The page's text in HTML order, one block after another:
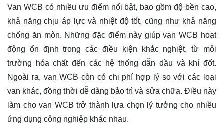
Van WCB có nhiều ưu điểm nổi bật, bao gồm độ bền cao,
khả năng chịu áp lực và nhiệt độ tốt, cũng như khả năng
chống ăn mòn. Những đặc điểm này giúp van WCB hoạt
động ổn định trong các điều kiện khắc nghiệt, từ môi
trường hóa chất đến các hệ thống dẫn dầu và khí đốt.
Ngoài ra, van WCB còn có chi phí hợp lý so với các loại
van khác, đồng thời dễ dàng bảo trì và sửa chữa. Điều này
làm cho van WCB trở thành lựa chọn lý tưởng cho nhiều
ứng dụng công nghiệp khác nhau.